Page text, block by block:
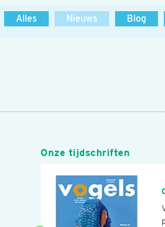
Alles Nieuws Blog
Onze tijdschriften